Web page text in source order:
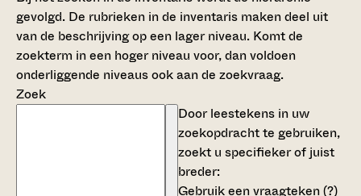
gevolgd. De rubrieken in de inventaris maken deel uit
van de beschrijving op een lager niveau. Komt de
zoekterm in een hoger niveau voor, dan voldoen
onderliggende niveaus ook aan de zoekvraag.
Zoek
Door leestekens in uw
zoekopdracht te gebruiken,
zoekt u specifieker of juist
breder:
Gebruik eenvraagteken (?)